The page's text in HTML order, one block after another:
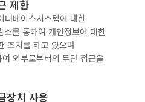
제한
터베이스시스템에 대한
를 통하여 개인정보에 대한
조치를 하고 있으며
외부로부터의 무단 접근을
장치 사용